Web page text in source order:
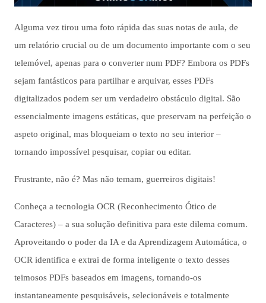
Alguma vez tirou uma foto rápida das suas notas de aula, de
um relatório crucial ou de um documento importante com o seu
telemóvel, apenas para o converter num PDF? Embora os PDFs
sejam fantásticos para partilhar e arquivar, esses PDFs
digitalizados podem ser um verdadeiro obstáculo digital. São
essencialmente imagens estáticas, que preservam na perfeição o
aspeto original, mas bloqueiam o texto no seu interior –
tornando impossível pesquisar, copiar ou editar.
Frustrante, não é? Mas não temam, guerreiros digitais!
Conheça a tecnologia OCR (Reconhecimento Ótico de
Caracteres) – a sua solução definitiva para este dilema comum.
Aproveitando o poder da IA e da Aprendizagem Automática, o
OCR identifica e extrai de forma inteligente o texto desses
teimosos PDFs baseados em imagens, tornando-os
instantaneamente pesquisáveis, selecionáveis e totalmente